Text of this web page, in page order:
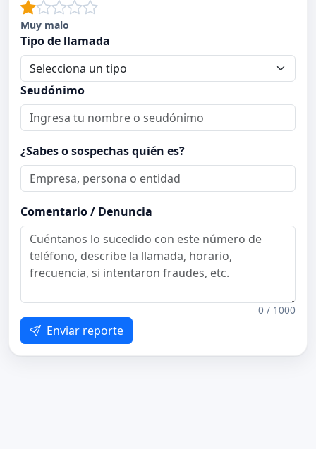
Muy malo
Tipo de llamada
Seudónimo
¿Sabes o sospechas quién es?
Comentario / Denuncia
0 / 1000
Enviar reporte